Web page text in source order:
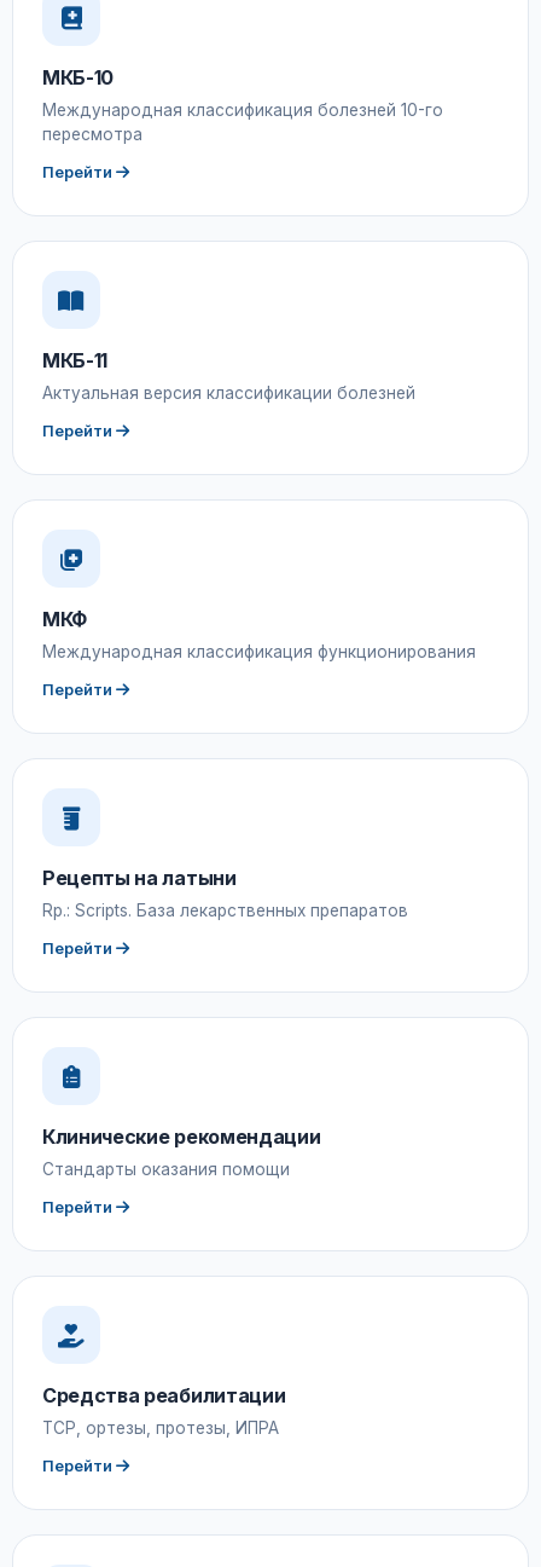
МКБ-10
Международная классификация болезней 10-го
пересмотра
Перейти
МКБ-11
Актуальная версия классификации болезней
Перейти
МКФ
Международная классификация функционирования
Перейти
Рецепты на латыни
Rp.: Scripts. База лекарственных препаратов
Перейти
Клинические рекомендации
Стандарты оказания помощи
Перейти
Средства реабилитации
ТСР, ортезы, протезы, ИПРА
Перейти